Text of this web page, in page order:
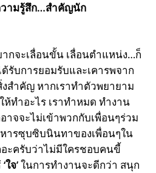
วามรู้สึก…สำคัญนัก
กจะเลื่อนขั้น เลื่อนตำแหน่ง…ก็
รับการยอมรับและเคารพจาก
สำคัญ หากเราทำตัวพยายาม
ทำอะไร เราทำหมด ทำงาน
จจะไม่เข้าพวกกับเพื่อนๆร่วม
หารซุบซิบนินทาของเพื่อนๆใน
ะครับว่าไม่มีใครชอบคนขี้
‘ใจ’ในการทำงานจะดีกว่า สนุก